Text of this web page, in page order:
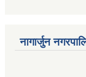
नागार्जुन